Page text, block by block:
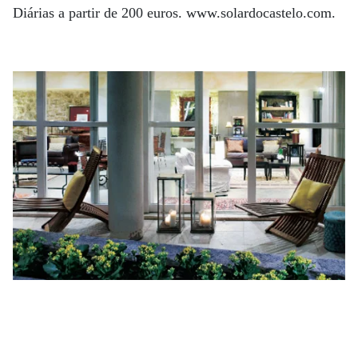
Diárias a partir de 200 euros. www.solardocastelo.com.